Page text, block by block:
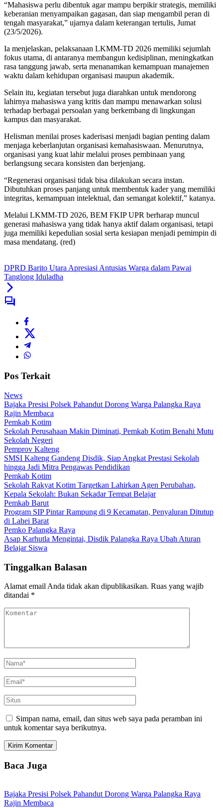
“Mahasiswa perlu dibentuk agar mampu berpikir strategis, memiliki
keberanian menyampaikan gagasan, dan siap mengambil peran di
tengah masyarakat,” ujarnya dalam keterangan tertulis, Jumat
(23/5/2026).
Ia menjelaskan, pelaksanaan LKMM-TD 2026 memiliki sejumlah
fokus utama, di antaranya membangun kedisiplinan, meningkatkan
rasa tanggung jawab, serta menanamkan kemampuan manajemen
waktu dalam kehidupan organisasi maupun akademik.
Selain itu, kegiatan tersebut juga diarahkan untuk mendorong
lahirnya mahasiswa yang kritis dan mampu menawarkan solusi
terhadap berbagai persoalan yang berkembang di lingkungan
kampus dan masyarakat.
Helisman menilai proses kaderisasi menjadi bagian penting dalam
menjaga keberlanjutan organisasi kemahasiswaan. Menurutnya,
organisasi yang kuat lahir melalui proses pembinaan yang
berlangsung secara konsisten dan berjenjang.
“Regenerasi organisasi tidak bisa dilakukan secara instan.
Dibutuhkan proses panjang untuk membentuk kader yang memiliki
integritas, kemampuan intelektual, dan semangat kolektif,” katanya.
Melalui LKMM-TD 2026, BEM FKIP UPR berharap muncul
generasi mahasiswa yang tidak hanya aktif dalam organisasi, tetapi
juga memiliki kepedulian sosial serta kesiapan menjadi pemimpin di
masa mendatang. (red)
DPRD Barito Utara Apresiasi Antusias Warga dalam Pawai
Tanglong Iduladha
Pos Terkait
News
Bajaka Presisi Polsek Pahandut Dorong Warga Palangka Raya
Rajin Membaca
Pemkab Kotim
Sekolah Perusahaan Makin Diminati, Pemkab Kotim Benahi Mutu
Sekolah Negeri
Pemprov Kalteng
SMSI Kalteng Gandeng Disdik, Siap Angkat Prestasi Sekolah
hingga Jadi Mitra Pengawas Pendidikan
Pemkab Kotim
Sekolah Rakyat Kotim Targetkan Lahirkan Agen Perubahan,
Kepala Sekolah: Bukan Sekadar Tempat Belajar
Pemkab Barut
Program SIP Pintar Rampung di 9 Kecamatan, Penyaluran Ditutup
di Lahei Barat
Pemko Palangka Raya
Asap Karhutla Mengintai, Disdik Palangka Raya Ubah Aturan
Belajar Siswa
Tinggalkan Balasan
Alamat email Anda tidak akan dipublikasikan. Ruas yang wajib
ditandai *
Simpan nama, email, dan situs web saya pada peramban ini
untuk komentar saya berikutnya.
Baca Juga
Bajaka Presisi Polsek Pahandut Dorong Warga Palangka Raya
Rajin Membaca